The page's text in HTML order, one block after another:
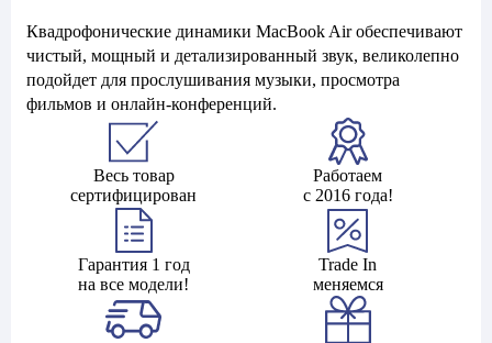
Квадрофонические динамики MacBook Air обеспечивают
чистый, мощный и детализированный звук, великолепно
подойдет для прослушивания музыки, просмотра
фильмов и онлайн-конференций.
Весь товар
сертифицирован
Работаем
с 2016 года!
Гарантия 1 год
на все модели!
Trade In
меняемся